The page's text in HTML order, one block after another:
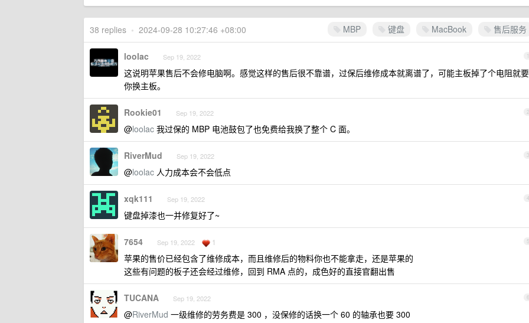
MBP 键盘 MacBook 售后服务
38 replies • 2024-09-28 10:27:46 +08:00
1
loolac Sep 19, 2022
这说明苹果售后不会修电脑啊。感觉这样的售后很不靠谱，过保后维修成本就离谱了，可能主板掉了个电阻就要
你换主板。
2
Rookie01 Sep 19, 2022
@loolac 我过保的 MBP 电池鼓包了也免费给我换了整个 C 面。
3
RiverMud Sep 19, 2022
@loolac 人力成本会不会低点
4
xqk111 Sep 19, 2022
键盘掉漆也一并修复好了~
5
7654 Sep 19, 2022 1
苹果的售价已经包含了维修成本，而且维修后的物料你也不能拿走，还是苹果的
这些有问题的板子还会经过维修，回到 RMA 点的，成色好的直接官翻出售
6
TUCANA Sep 19, 2022
@RiverMud 一级维修的劳务费是 300 ，没保修的话换一个 60 的轴承也要 300